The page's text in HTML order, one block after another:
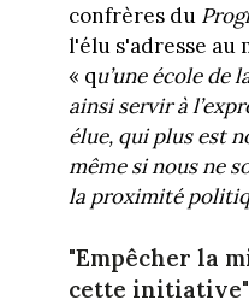
confrères du
l'élu s'adresse au
« qu’une école de
ainsi servir à
élue, qui plus est
même si nous ne
la proximité
"Empêcher la
cette initiative"